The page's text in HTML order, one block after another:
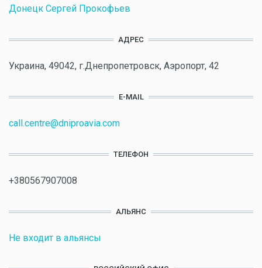
Донецк Сергей Прокофьев
АДРЕС
Украина, 49042, г.Днепропетровск, Аэропорт, 42
E-MAIL
call.centre@dniproavia.com
ТЕЛЕФОН
+380567907008
АЛЬЯНС
Не входит в альянсы